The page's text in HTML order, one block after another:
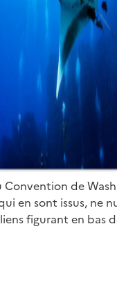
Convention de
en sont issus, ne
figurant en bas